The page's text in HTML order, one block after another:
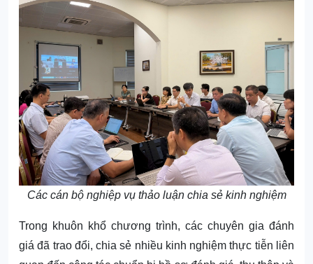
Các cán bộ nghiệp vụ thảo luận chia sẻ kinh nghiệm
Trong khuôn khổ chương trình, các chuyên gia đánh
giá đã trao đổi, chia sẻ nhiều kinh nghiệm thực tiễn liên